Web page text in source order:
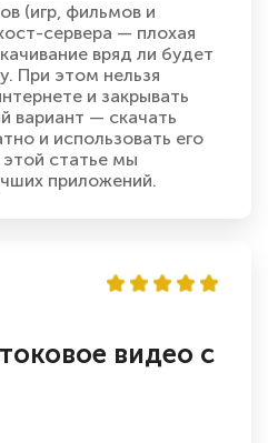
(игр, фильмов и
сервера — плохая
вряд ли будет
При этом нельзя
и закрывать
вариант — скачать
и использовать его
этой статье мы
приложений.
видео с